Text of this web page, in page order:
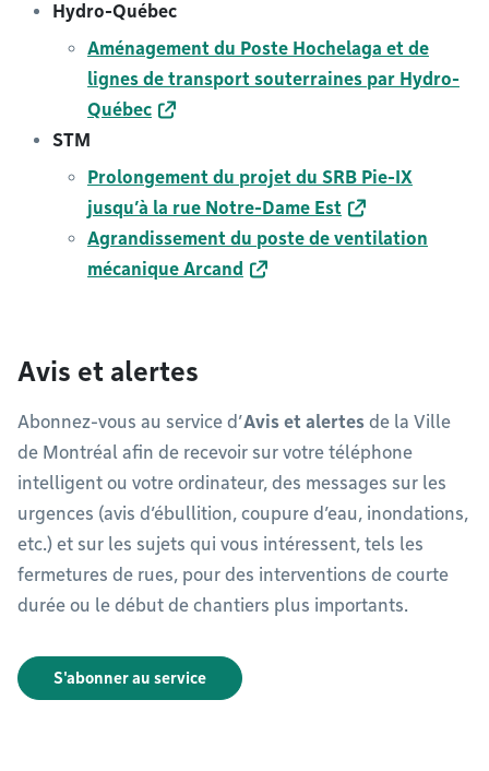
Hydro-Québec
Aménagement du Poste Hochelaga et de
lignes de transport souterraines par Hydro-
Québec
STM
Prolongement du projet du SRB Pie-IX
jusqu’à la rue Notre-Dame Est
Agrandissement du poste de ventilation
mécanique Arcand
Avis et alertes
Abonnez-vous au service d’Avis et alertes de la Ville
de Montréal afin de recevoir sur votre téléphone
intelligent ou votre ordinateur, des messages sur les
urgences (avis d’ébullition, coupure d’eau, inondations,
etc.) et sur les sujets qui vous intéressent, tels les
fermetures de rues, pour des interventions de courte
durée ou le début de chantiers plus importants.
S'abonner au service